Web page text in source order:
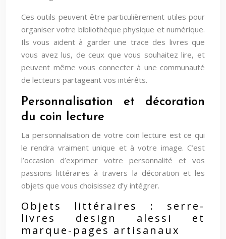
Ces outils peuvent être particulièrement utiles pour
organiser votre bibliothèque physique et numérique.
Ils vous aident à garder une trace des livres que
vous avez lus, de ceux que vous souhaitez lire, et
peuvent même vous connecter à une communauté
de lecteurs partageant vos intérêts.
Personnalisation et décoration
du coin lecture
La personnalisation de votre coin lecture est ce qui
le rendra vraiment unique et à votre image. C’est
l’occasion d’exprimer votre personnalité et vos
passions littéraires à travers la décoration et les
objets que vous choisissez d’y intégrer.
Objets littéraires : serre-
livres design alessi et
marque-pages artisanaux